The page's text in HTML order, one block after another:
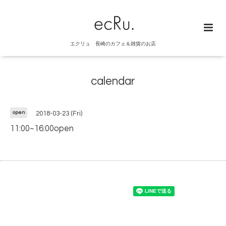
エクリュ 長崎のカフェ＆雑貨のお店
calendar
open 2018-03-23 (Fri)
11:00~16:00open